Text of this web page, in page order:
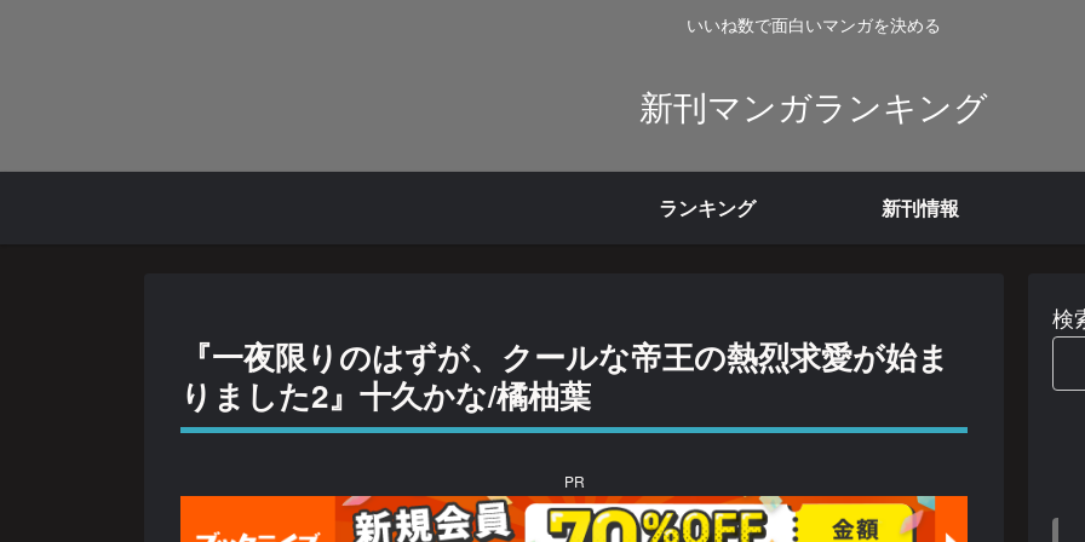
いいね数で面白いマンガを決める
新刊マンガランキング
ランキング 新刊情報
『一夜限りのはずが、クールな帝王の熱烈求愛が始ま
りました2』十久かな/橘柚葉
PR
検